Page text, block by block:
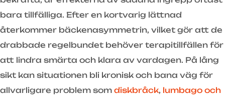
bara tillfälliga. Efter en kortvarig lättnad
återkommer bäckenasymmetrin, vilket gör att de
drabbade regelbundet behöver terapitillfällen för
att lindra smärta och klara av vardagen. På lång
sikt kan situationen bli kronisk och bana väg för
allvarligare problem som diskbråck, lumbago och